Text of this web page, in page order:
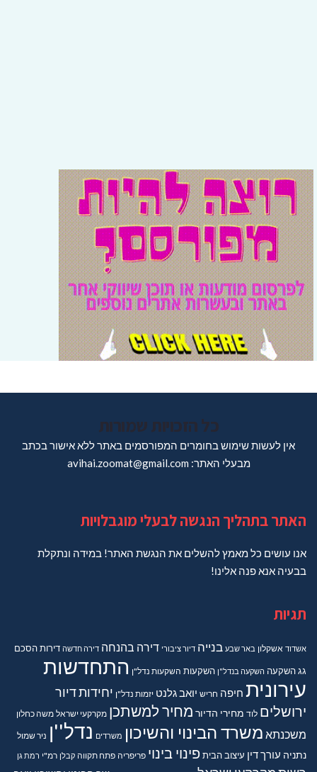
כל הזכויות שמורות
אין לעשות שימוש בחומרים המפורסמים באתר ללא אישור בכתב
מבעלי האתר: avihai.zoomat@gmail.com
האתר בתהליך הנגשה לבעלי מוגבלויות
אנו עושים כל מאמץ להשלים את הנגשת האתר! במידה ונתקלת
בבעיה אנא פנה אלינו!
תגיות
אשדוד אשקלון באר שבע בנייה דיור ציבורי דירה בהנחה דירה חדשה דירותהסכם
גגהשקעה השקעה בנדל"ן השקעות השקעות נדל"ן התחדשות
עירונית חיפה חריש יואב גלנט יזמות נדל"ן יחידות דיור
ירושלים לוד מחירי הדיור מחיר למשתכן מקרקעי ישראל משה כחלון
משכנתא משרד הבינוי והשיכון משרדים נדל''ן ניר שמול
נתניה עורך דין עיצוב הבית פינוי בינוי פריפריה פתח תקווה קבלן רמ"י רמת גן